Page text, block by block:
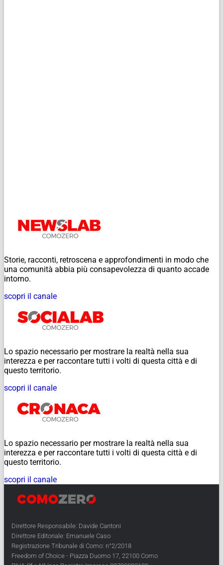
Storie, racconti, retroscena e approfondimenti in modo che
una comunità abbia più consapevolezza di quanto accade
intorno.
scopri il canale
Lo spazio necessario per mostrare la realtà nella sua
interezza e per raccontare tutti i volti di questa città e di
questo territorio.
scopri il canale
Lo spazio necessario per mostrare la realtà nella sua
interezza e per raccontare tutti i volti di questa città e di
questo territorio.
scopri il canale
Direttore Responsabile: Davide Cantoni
Direttore Editoriale: Emanuele Caso
Registrazione Tribunale di Como: n°2/2018
Freedom of Choice - Piazza Duomo 17, 22100 Como